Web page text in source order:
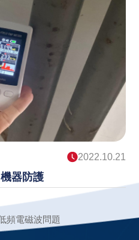
2022.10.21
器防護
頻電磁波問題